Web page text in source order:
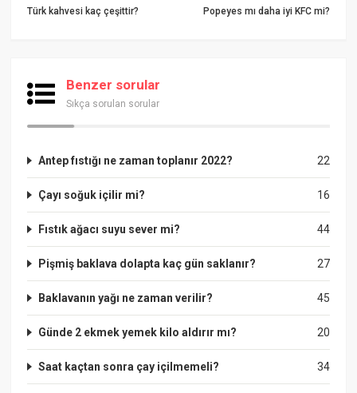
Türk kahvesi kaç çeşittir? Popeyes mı daha iyi KFC mi?
Benzer sorular
Sıkça sorulan sorular
22
Antep fıstığı ne zaman toplanır 2022?
16
Çayı soğuk içilir mi?
44
Fıstık ağacı suyu sever mi?
27
Pişmiş baklava dolapta kaç gün saklanır?
45
Baklavanın yağı ne zaman verilir?
20
Günde 2 ekmek yemek kilo aldırır mı?
34
Saat kaçtan sonra çay içilmemeli?